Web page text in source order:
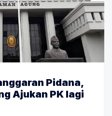
Pidana,
Ajukan PK lagi